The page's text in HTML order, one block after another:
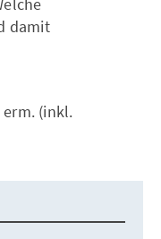
damit
erm. (inkl.